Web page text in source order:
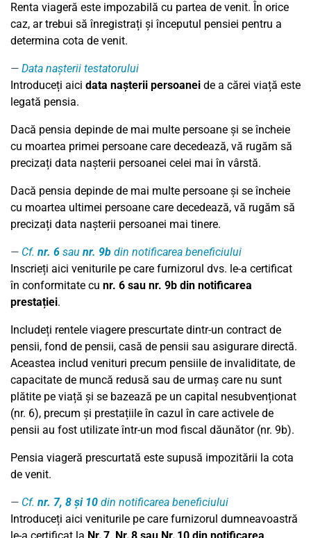
Renta viageră este impozabilă cu partea de venit. În orice
caz, ar trebui să înregistrați și începutul pensiei pentru a
determina cota de venit.
Data nașterii testatorului
Introduceți aici data nașterii persoanei de a cărei viață este
legată pensia.
Dacă pensia depinde de mai multe persoane și se încheie
cu moartea primei persoane care decedează, vă rugăm să
precizați data nașterii persoanei celei mai în vârstă.
Dacă pensia depinde de mai multe persoane și se încheie
cu moartea ultimei persoane care decedează, vă rugăm să
precizați data nașterii persoanei mai tinere.
Cf. nr. 6 sau nr. 9b din notificarea beneficiului
Inscrieți aici veniturile pe care furnizorul dvs. le-a certificat
în conformitate cu nr. 6 sau nr. 9b din notificarea
prestației.
Includeți rentele viagere prescurtate dintr-un contract de
pensii, fond de pensii, casă de pensii sau asigurare directă.
Aceastea includ venituri precum pensiile de invaliditate, de
capacitate de muncă redusă sau de urmaș care nu sunt
plătite pe viață și se bazează pe un capital nesubvenționat
(nr. 6), precum și prestațiile în cazul în care activele de
pensii au fost utilizate într-un mod fiscal dăunător (nr. 9b).
Pensia viageră prescurtată este supusă impozitării la cota
de venit.
Cf. nr. 7, 8 și 10 din notificarea beneficiului
Introduceți aici veniturile pe care furnizorul dumneavoastră